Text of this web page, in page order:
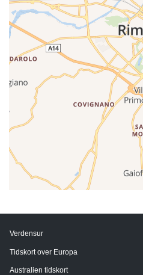
Verdensur
Tidskort over Europa
Australien tidskort